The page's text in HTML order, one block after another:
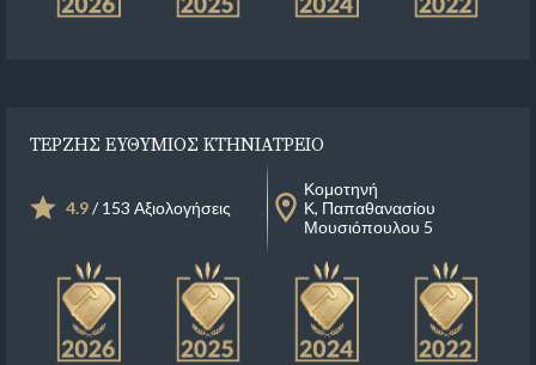
ΤΕΡΖΗΣ ΕΥΘΥΜΙΟΣ ΚΤΗΝΙΑΤΡΕΙΟ
4.9/ 153 Αξιολογήσεις
Κομοτηνή
Κ, Παπαθανασίου
Μουσιόπουλου 5